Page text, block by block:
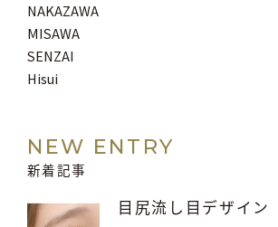
NAKAZAWA
MISAWA
SENZAI
Hisui
NEW ENTRY
新着記事
目尻流し目デザイン